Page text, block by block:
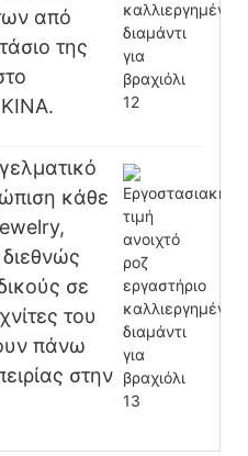
από
της
κάθε
σε
του
πάνω
στην